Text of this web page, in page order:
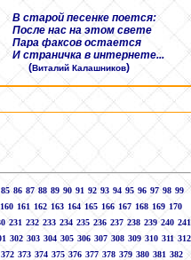
В старой песенке поется:
После нас на этом свете
Пара факсов остается
И страничка в интернете...
(Виталий Калашников)
85 86 87 88 89 90 91 92 93 94 95 96 97 98 99
160 161 162 163 164 165 166 167 168 169 170
231 232 233 234 235 236 237 238 239 240 241
302 303 304 305 306 307 308 309 310 311 312
372 373 374 375 376 377 378 379 380 381 382